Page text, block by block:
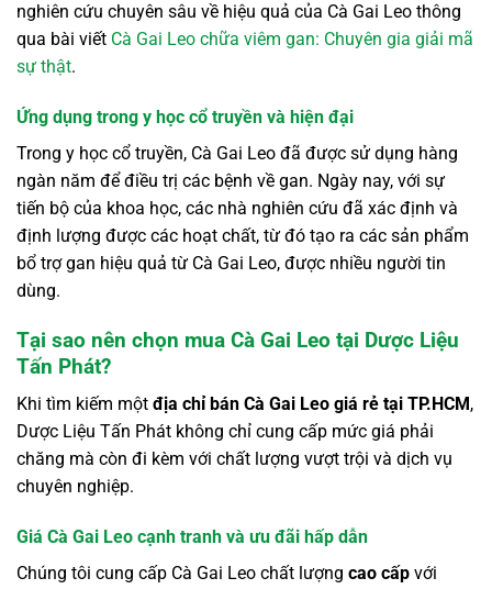
nghiên cứu chuyên sâu về hiệu quả của Cà Gai Leo thông
qua bài viết Cà Gai Leo chữa viêm gan: Chuyên gia giải mã
sự thật.
Ứng dụng trong y học cổ truyền và hiện đại
Trong y học cổ truyền, Cà Gai Leo đã được sử dụng hàng
ngàn năm để điều trị các bệnh về gan. Ngày nay, với sự
tiến bộ của khoa học, các nhà nghiên cứu đã xác định và
định lượng được các hoạt chất, từ đó tạo ra các sản phẩm
bổ trợ gan hiệu quả từ Cà Gai Leo, được nhiều người tin
dùng.
Tại sao nên chọn mua Cà Gai Leo tại Dược Liệu
Tấn Phát?
Khi tìm kiếm một địa chỉ bán Cà Gai Leo giá rẻ tại TP.HCM ,
Dược Liệu Tấn Phát không chỉ cung cấp mức giá phải
chăng mà còn đi kèm với chất lượng vượt trội và dịch vụ
chuyên nghiệp.
Giá Cà Gai Leo cạnh tranh và ưu đãi hấp dẫn
Chúng tôi cung cấp Cà Gai Leo chất lượng cao cấp với